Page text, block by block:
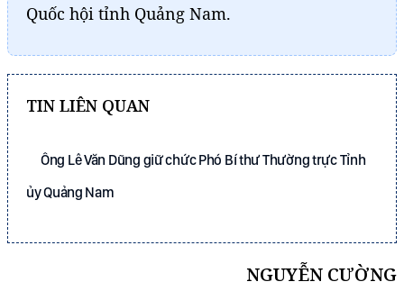
Quốc hội tỉnh Quảng Nam.
TIN LIÊN QUAN
Ông Lê Văn Dũng giữ chức Phó Bí thư Thường trực Tỉnh
ủy Quảng Nam
NGUYỄN CƯỜNG